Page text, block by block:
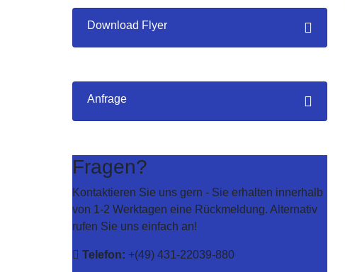
Download Flyer
Anfrage
Fragen?
Kontaktieren Sie uns gern - Sie erhalten innerhalb
von 1-2 Werktagen eine Rückmeldung. Alternativ
rufen Sie uns einfach an!
Telefon: +(49) 431-22039-880